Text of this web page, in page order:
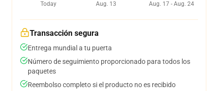
Today
Aug. 13
Aug. 17 - Aug. 24
Transacción segura
Entrega mundial a tu puerta
Número de seguimiento proporcionado para todos los
paquetes
Reembolso completo si el producto no es recibido